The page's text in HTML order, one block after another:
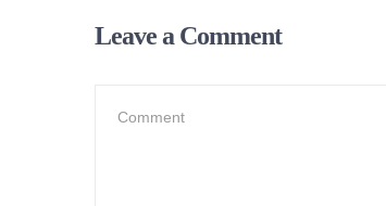
Leave a Comment